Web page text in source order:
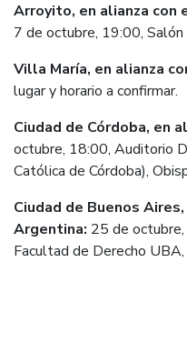
Arroyito, en alianza con
7 de octubre, 19:00,
Villa María, en alianza
lugar y horario a confirmar.
Ciudad de Córdoba, en
octubre, 18:00, Auditorio
Católica de Córdoba),
Ciudad de Buenos
Argentina: 25 de
Facultad de Derecho